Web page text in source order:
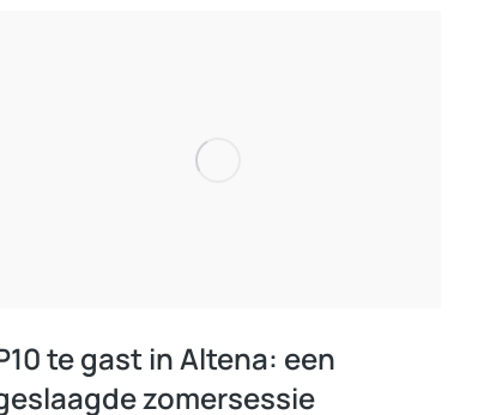
te gast in Altena: een
zomersessie